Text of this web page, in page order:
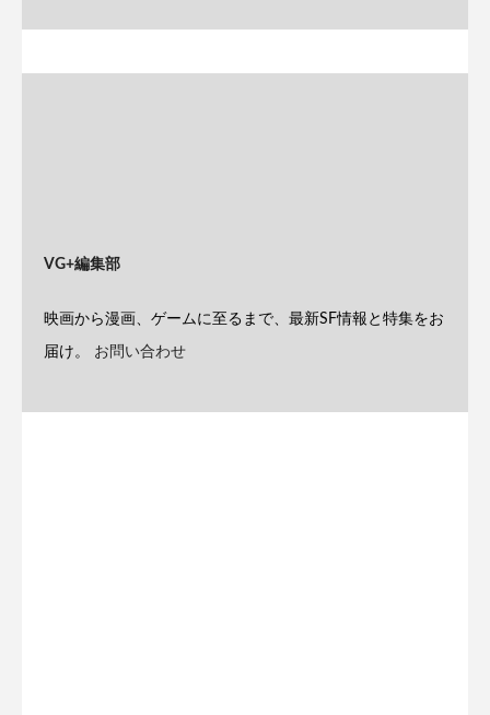
VG+編集部
映画から漫画、ゲームに至るまで、最新SF情報と特集をお
届け。 お問い合わせ